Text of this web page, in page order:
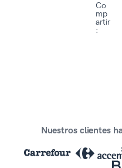
Co
mp
artir
:
Nuestros clientes